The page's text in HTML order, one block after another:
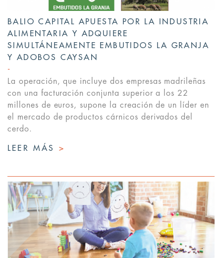
BALIO CAPITAL APUESTA POR LA INDUSTRIA
ALIMENTARIA Y ADQUIERE
SIMULTÁNEAMENTE EMBUTIDOS LA GRANJA
Y ADOBOS CAYSAN
La operación, que incluye dos empresas madrileñas
con una facturación conjunta superior a los 22
millones de euros, supone la creación de un líder en
el mercado de productos cárnicos derivados del
cerdo.
LEER MÁS >